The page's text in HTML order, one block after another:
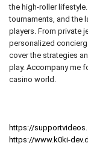
the high-roller
tournaments, and the
players. From private
personalized
cover the strategies
play. Accompany me
casino world.
https://
https://www.k0ki-